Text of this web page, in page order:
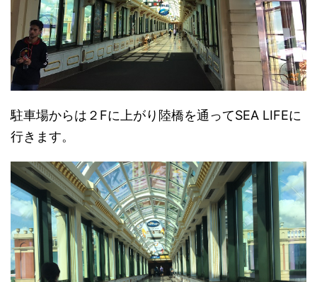
駐車場からは２Fに上がり陸橋を通ってSEA LIFEに
行きます。